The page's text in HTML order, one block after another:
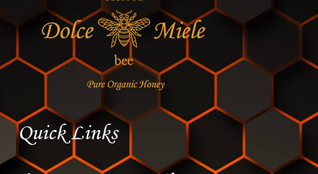
Quick Links